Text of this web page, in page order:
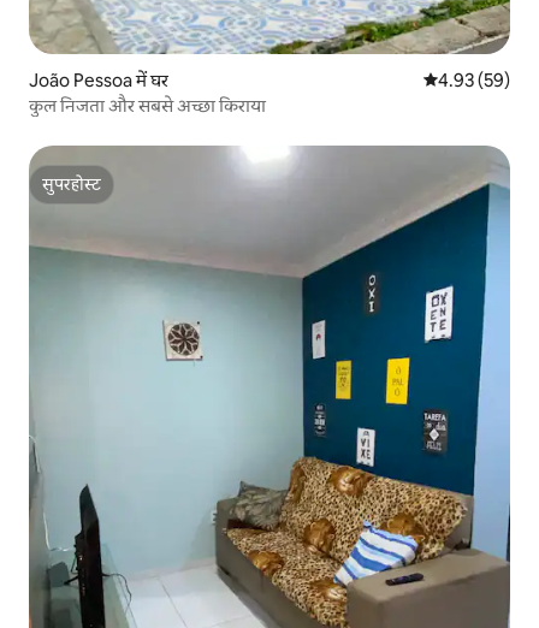
João Pessoa में घर औसत रेटिंग 5 में
4.93 (59)
कुल निजता और सबसे अच्छा किराया
सुपरहोस्ट
सुपरहोस्ट